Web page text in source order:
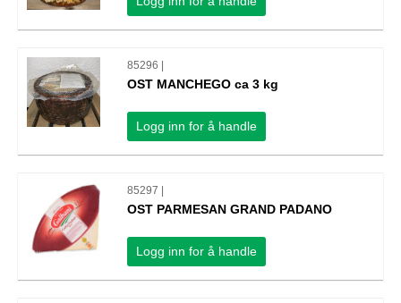
85296 |
OST MANCHEGO ca 3 kg
Logg inn for å handle
85297 |
OST PARMESAN GRAND PADANO
Logg inn for å handle